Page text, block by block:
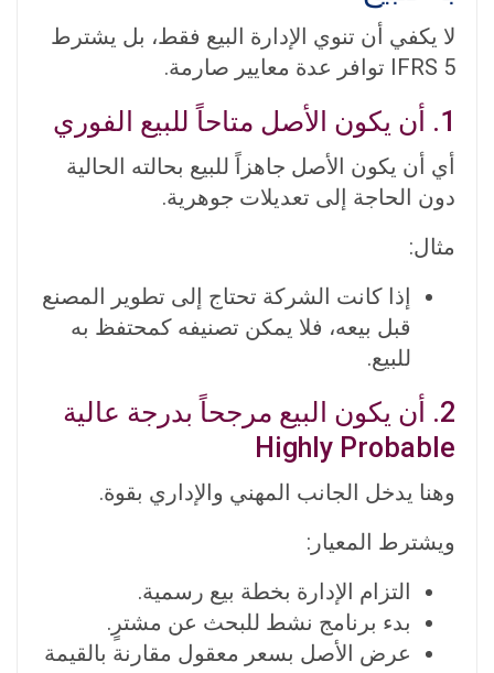
لا يكفي أن تنوي الإدارة البيع فقط، بل يشترط
IFRS 5 توافر عدة معايير صارمة.
1. أن يكون الأصل متاحاً للبيع الفوري
أي أن يكون الأصل جاهزاً للبيع بحالته الحالية
دون الحاجة إلى تعديلات جوهرية.
مثال:
إذا كانت الشركة تحتاج إلى تطوير المصنع
قبل بيعه، فلا يمكن تصنيفه كمحتفظ به
للبيع.
2. أن يكون البيع مرجحاً بدرجة عالية
Highly Probable
وهنا يدخل الجانب المهني والإداري بقوة.
ويشترط المعيار:
التزام الإدارة بخطة بيع رسمية.
بدء برنامج نشط للبحث عن مشترٍ.
عرض الأصل بسعر معقول مقارنة بالقيمة